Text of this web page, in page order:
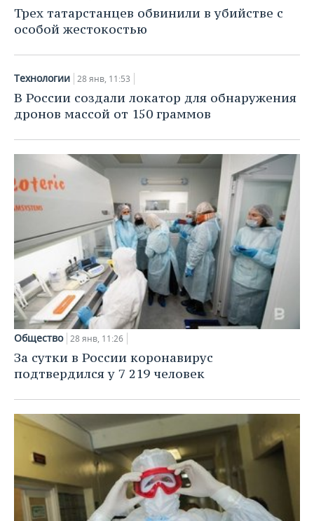
НЕФТЕХИМИЯ
НЕФТЬ
ЭНЕРГЕТИКА
РОЗНИЧНАЯ ТОРГОВЛЯ
ТРАНСПОРТ
УСЛУГИ
НОВОСТИ ТЕХНОЛОГИЙ
IT
МЕДИА
ТЕЛЕКОММУНИКАЦИИ
МЕРОПРИЯТИЯ
НОВОСТИ МЕРОПРИЯТИЙ
ВЫЕЗДНАЯ РЕДАКЦИЯ
БИЗНЕС-БРАНЧИ
ONLINE-КОНФЕРЕНЦИИ
ОТКРЫТАЯ ЛЕКЦИЯ
СПОРТ
НОВОСТИ СПОРТА
ФУТБОЛ
ХОККЕЙ
БАСКЕТБОЛ
КИБЕРСПОРТ
ФИГУРНОЕ КАТАНИЕ
ВОДНЫЕ ВИДЫ СПОРТА
ХОККЕЙ С МЯЧОМ
ОБЩЕСТВО
НОВОСТИ ОБЩЕСТВА
ВЛАСТЬ
ИНФРАСТРУКТУРА
КУЛЬТУРА
МЕДИЦИНА
ОБРАЗОВАНИЕ
ПРОИСШЕСТВИЯ
ФОТОГАЛЕРЕЯ
СЮЖЕТЫ
СПРАВОЧНИК
СПИСОК ПЕРСОН
СПИСОК КОМПАНИЙ
ПОЛНАЯ ВЕРСИЯ
Трех татарстанцев обвинили в убийстве с
особой жестокостью
Технологии 28 янв, 11:53
В России создали локатор для обнаружения
дронов массой от 150 граммов
Общество 28 янв, 11:26
За сутки в России коронавирус
подтвердился у 7 219 человек